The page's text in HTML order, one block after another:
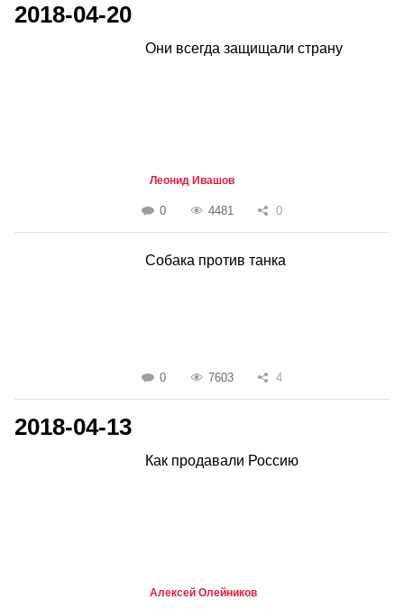
2018-04-20
Они всегда защищали страну
Леонид Ивашов
0 4481 0
Собака против танка
0 7603 4
2018-04-13
Как продавали Россию
Алексей Олейников